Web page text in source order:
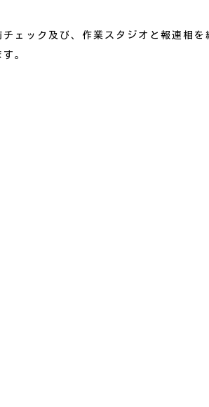
ェック及び、作業スタジオと報連相を
。